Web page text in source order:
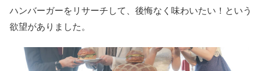
ハンバーガーをリサーチして、後悔なく味わいたい！という
欲望がありました。